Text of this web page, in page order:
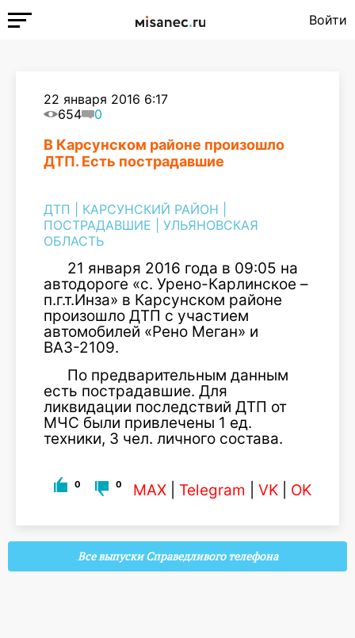
Войти
22 января 2016 6:17
654
0
В Карсунском районе произошло
ДТП. Есть пострадавшие
ДТП КАРСУНСКИЙ РАЙОН
ПОСТРАДАВШИЕ
УЛЬЯНОВСКАЯ
ОБЛАСТЬ
21 января 2016 года в 09:05 на
автодороге «с. Урено-Карлинское –
п.г.т.Инза» в Карсунском районе
произошло ДТП с участием
автомобилей «Рено Меган» и
ВАЗ-2109.
По предварительным данным
есть пострадавшие. Для
ликвидации последствий ДТП от
МЧС были привлечены 1 ед.
техники, 3 чел. личного состава.
0 0 MAX Telegram VK OK
Все выпуски Справедливого телефона